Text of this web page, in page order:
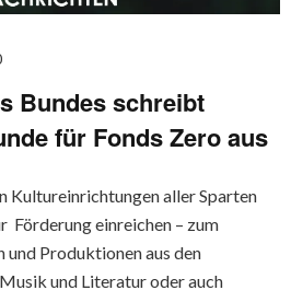
Bundes schreibt
für Fonds Zero aus
Kultureinrichtungen aller Sparten
Förderung einreichen – zum
und Produktionen aus den
und Literatur oder auch